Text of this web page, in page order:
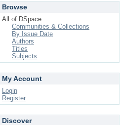
Browse
All of DSpace
Communities & Collections
By Issue Date
Authors
Titles
Subjects
My Account
Login
Register
Discover